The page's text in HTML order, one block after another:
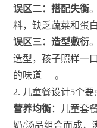
误区二：搭配失衡
料，缺乏蔬菜和蛋
误区三：造型敷衍
造型，孩子照样一
的味道
。
2. 儿童餐设计5个要
营养均衡：儿童套
奶/汤品组合而成，